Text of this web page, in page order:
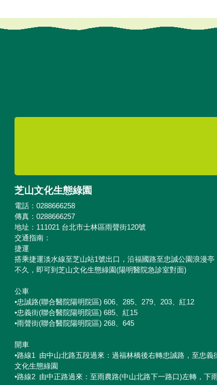
芝山文化生態綠園
電話：0288666258
傳真：0288666257
地址：111021 台北市士林區雨聲街120號
交通指南：
捷運
搭乘捷運淡水線至芝山站1號出口，沿福國路至忠誠公園浪漫
不久，即可到芝山文化生態綠園(陽明醫院急診室對面)
公車
•忠誠路(聯合醫院陽明院區) 606、285、279、203、紅12
•忠義街(聯合醫院陽明院區) 685、紅15
•雨聲街(聯合醫院陽明院區) 268、645
開車
•路線1 由中山北路五段過來：過福林橋後右轉忠誠路，至忠
文化生態綠園
•路線2 由中正路過來：至雨農路(中山北路下一路口)左轉，